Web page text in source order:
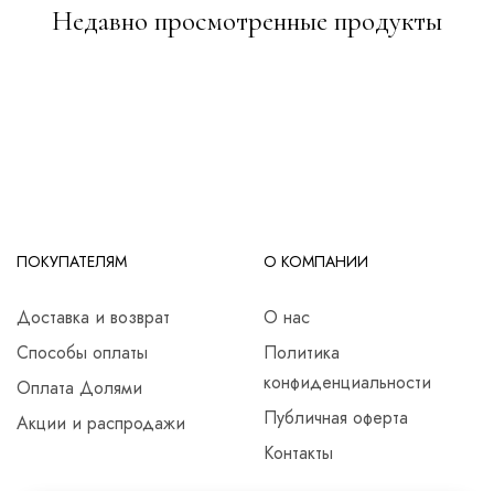
Недавно просмотренные продукты
ПОКУПАТЕЛЯМ
Доставка и возврат
Способы оплаты
Оплата Долями
Акции и распродажи
О КОМПАНИИ
О нас
Политика
конфиденциальности
Публичная оферта
Контакты